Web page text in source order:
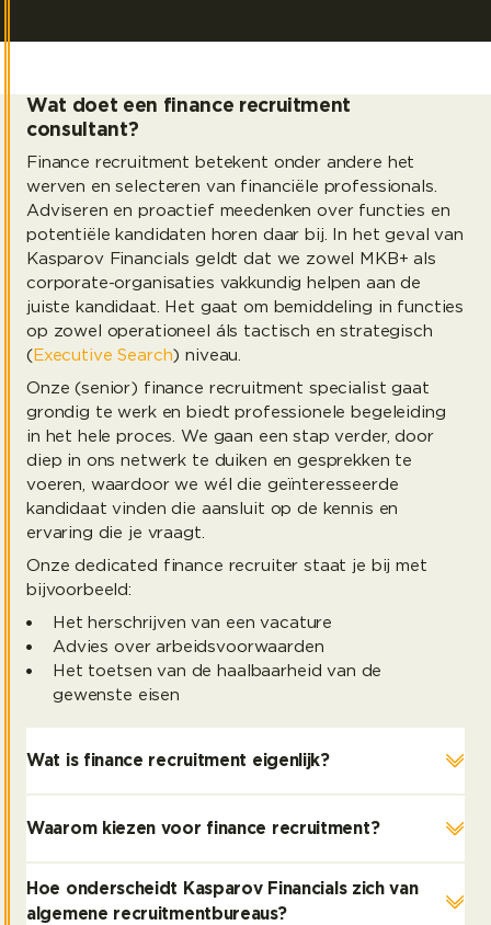
Wat doet een finance recruitment
consultant?
Finance recruitment betekent onder andere het
werven en selecteren van financiële professionals.
Adviseren en proactief meedenken over functies en
potentiële kandidaten horen daar bij. In het geval van
Kasparov Financials geldt dat we zowel MKB+ als
corporate-organisaties vakkundig helpen aan de
juiste kandidaat. Het gaat om bemiddeling in functies
op zowel operationeel áls tactisch en strategisch
( Executive Search) niveau.
Onze (senior) finance recruitment specialist gaat
grondig te werk en biedt professionele begeleiding
in het hele proces. We gaan een stap verder, door
diep in ons netwerk te duiken en gesprekken te
voeren, waardoor we wél die geïnteresseerde
kandidaat vinden die aansluit op de kennis en
ervaring die je vraagt.
Onze dedicated finance recruiter staat je bij met
bijvoorbeeld:
Het herschrijven van een vacature
Advies over arbeidsvoorwaarden
Het toetsen van de haalbaarheid van de
gewenste eisen
Wat is finance recruitment eigenlijk?
Waarom kiezen voor finance recruitment?
Hoe onderscheidt Kasparov Financials zich van
algemene recruitmentbureaus?